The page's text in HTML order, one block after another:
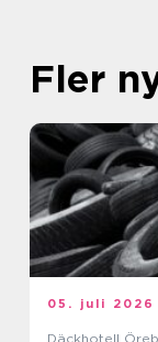
Fler
05. juli 2026
Däckhotell Örebro